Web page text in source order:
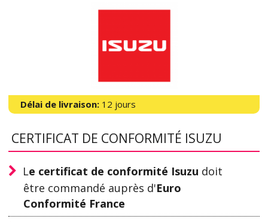
Délai de livraison: 12 jours
CERTIFICAT DE CONFORMITÉ ISUZU
Le certificat de conformité Isuzu doit
être commandé auprès d'Euro
Conformité France